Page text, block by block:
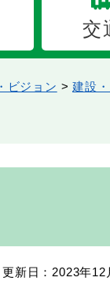
交
ビジョン >建設
更新日：2023年12